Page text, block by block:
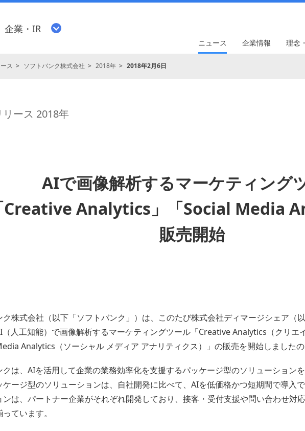
企業・IR
ニュース 企業情報 理念
ス ソフトバンク株式会社 2018年 2018年2月6日
ース 2018年
AIで画像解析するマーケティング
Creative Analytics」「Social Media
販売開始
ク株式会社（以下「ソフトバンク」）は、このたび株式会社ディマージシェア（
人工知能）で画像解析するマーケティングツール「Creative Analytics（クリエ
Analytics（ソーシャル メディア アナリティクス）」の販売を開始しましたの
クは、AIを活用して企業の業務効率化を支援するパッケージ型のソリューション
ケージ型のソリューションは、自社開発に比べて、AIを低価格かつ短期間で導入
ンは、パートナー企業がそれぞれ開発しており、接客・受付支援や問い合わせ対
ています。